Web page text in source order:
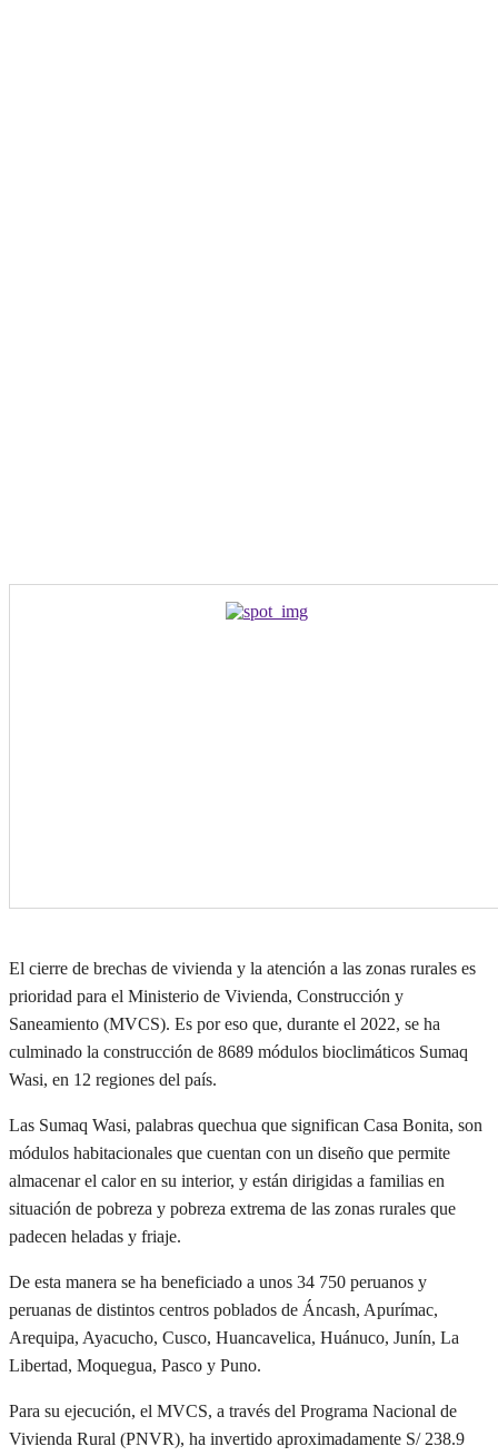
El cierre de brechas de vivienda y la atención a las zonas rurales es
prioridad para el Ministerio de Vivienda, Construcción y
Saneamiento (MVCS). Es por eso que, durante el 2022, se ha
culminado la construcción de 8689 módulos bioclimáticos Sumaq
Wasi, en 12 regiones del país.
Las Sumaq Wasi, palabras quechua que significan Casa Bonita, son
módulos habitacionales que cuentan con un diseño que permite
almacenar el calor en su interior, y están dirigidas a familias en
situación de pobreza y pobreza extrema de las zonas rurales que
padecen heladas y friaje.
De esta manera se ha beneficiado a unos 34 750 peruanos y
peruanas de distintos centros poblados de Áncash, Apurímac,
Arequipa, Ayacucho, Cusco, Huancavelica, Huánuco, Junín, La
Libertad, Moquegua, Pasco y Puno.
Para su ejecución, el MVCS, a través del Programa Nacional de
Vivienda Rural (PNVR), ha invertido aproximadamente S/ 238.9